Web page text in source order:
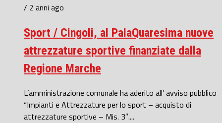
/ 2 anni ago
Sport / Cingoli, al PalaQuaresima nuove
attrezzature sportive finanziate dalla
Regione Marche
L’amministrazione comunale ha aderito all’ avviso pubblico
“Impianti e Attrezzature per lo sport – acquisto di
attrezzature sportive – Mis. 3″....